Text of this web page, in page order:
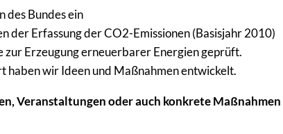
Bundes ein
der Erfassung der CO2-Emissionen (Basisjahr 2010)
Erzeugung erneuerbarer Energien geprüft.
haben wir Ideen und Maßnahmen entwickelt.
Veranstaltungen oder auch konkrete Maßnahmen